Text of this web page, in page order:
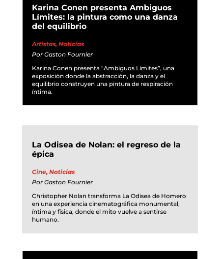
Karina Conen presenta Ambiguos
Límites: la pintura como una danza
del equilibrio
Artistas, Noticias
Por Gaston Fournier
Karina Conen presenta “Ambiguos Límites”, una
exposición donde la abstracción, la danza y el
equilibrio construyen una pintura de respiración
íntima.
La Odisea de Nolan: el regreso de la
épica
Cine, Noticias
Por Gaston Fournier
Christopher Nolan transforma La Odisea de Homero
en una experiencia cinematográfica monumental,
íntima y física, donde el mito vuelve a sentirse
humano.